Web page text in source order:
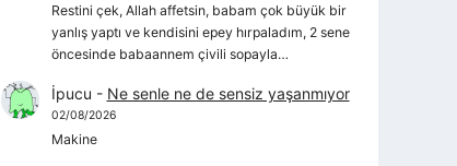
Restini çek, Allah affetsin, babam çok büyük bir
yanlış yaptı ve kendisini epey hırpaladım, 2 sene
öncesinde babaannem çivili sopayla…
İpucu - Ne senle ne de sensiz yaşanmıyor
02/08/2026
Makine